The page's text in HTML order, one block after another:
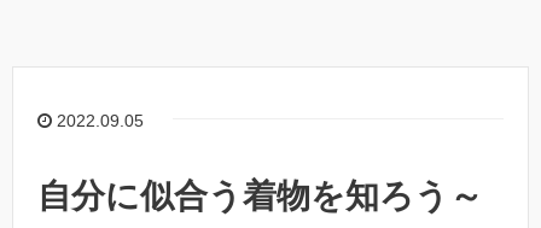
2022.09.05
自分に似合う着物を知ろう～